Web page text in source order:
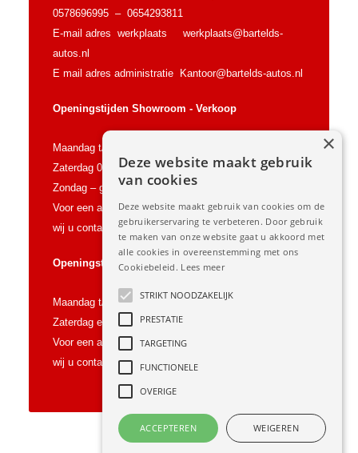
0578696995 – 0654293811
E-mail adres werkplaats werkplaats@bartelds-
autos.nl
E mail adres administratie Kantoor@bartelds-autos.nl
Openingstijden Showroom - Verkoop
Maandag t/m vrijdag 09:00 t/m 18:00 uur
Zaterdag 09.00 t/m 15.00 uur
Zondag – gesloten
Voor een afspraak buiten onze openingstijden, vragen
wij u contact met ons op te nemen.
Openingstijden Werkplaats
Maandag t/m Vrijdag 08:00 t/m 17:00 uur
Zaterdag en Zondag gesloten
Voor een afspraak buiten onze openingstijden, vragen
wij u contact met ons op te nemen.
Copyright 2015 Bartelds Auto’s –
Deze website maakt gebruik
van cookies
Deze website maakt gebruik van cookies om de
gebruikerservaring te verbeteren. Door gebruik
te maken van onze website gaat u akkoord met
alle cookies in overeenstemming met ons
Cookiebeleid. Lees meer
STRIKT NOODZAKELIJK
PRESTATIE
TARGETING
FUNCTIONELE
OVERIGE
ACCEPTEREN WEIGEREN
×